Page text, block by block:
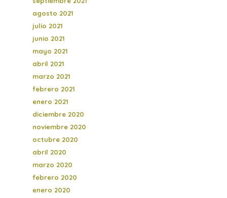
agosto 2021
julio 2021
junio 2021
mayo 2021
abril 2021
marzo 2021
febrero 2021
enero 2021
diciembre 2020
noviembre 2020
octubre 2020
abril 2020
marzo 2020
febrero 2020
enero 2020